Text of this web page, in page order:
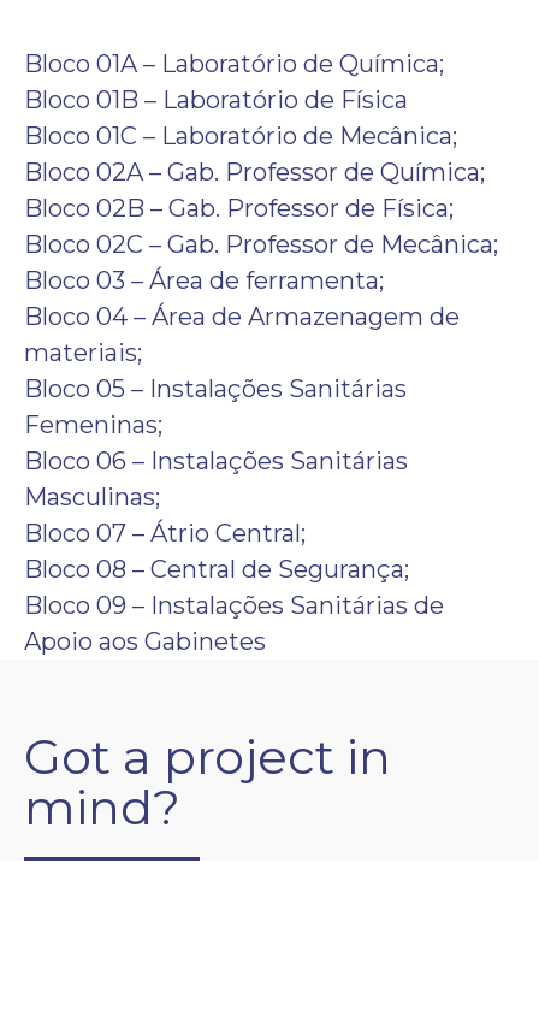
Bloco 01A – Laboratório de Química;
Bloco 01B – Laboratório de Física
Bloco 01C – Laboratório de Mecânica;
Bloco 02A – Gab. Professor de Química;
Bloco 02B – Gab. Professor de Física;
Bloco 02C – Gab. Professor de Mecânica;
Bloco 03 – Área de ferramenta;
Bloco 04 – Área de Armazenagem de
materiais;
Bloco 05 – Instalações Sanitárias
Femeninas;
Bloco 06 – Instalações Sanitárias
Masculinas;
Bloco 07 – Átrio Central;
Bloco 08 – Central de Segurança;
Bloco 09 – Instalações Sanitárias de
Apoio aos Gabinetes
Got a project in
mind?